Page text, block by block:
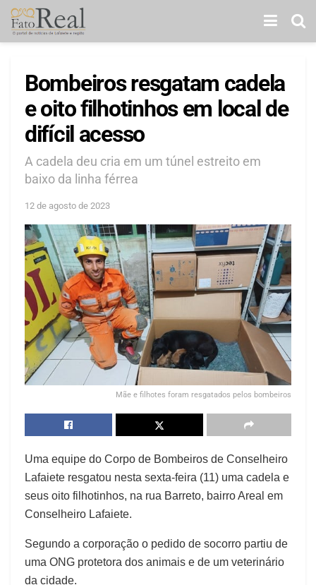
Bombeiros resgatam cadela
e oito filhotinhos em local de
difícil acesso
A cadela deu cria em um túnel estreito em
baixo da linha férrea
12 de agosto de 2023
Mãe e filhotes foram resgatados pelos bombeiros
Uma equipe do Corpo de Bombeiros de Conselheiro
Lafaiete resgatou nesta sexta-feira (11) uma cadela e
seus oito filhotinhos, na rua Barreto, bairro Areal em
Conselheiro Lafaiete.
Segundo a corporação o pedido de socorro partiu de
uma ONG protetora dos animais e de um veterinário
da cidade.